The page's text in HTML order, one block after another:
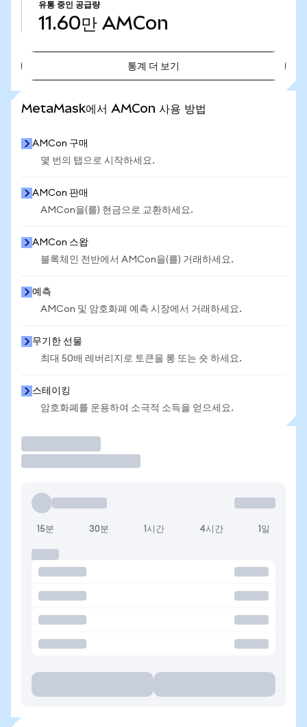
유통 중인 공급량
11.60만 AMCon
통계 더 보기
MetaMask에서 AMCon 사용 방법
AMCon 구매
몇 번의 탭으로 시작하세요.
AMCon 판매
AMCon을(를) 현금으로 교환하세요.
AMCon 스왑
블록체인 전반에서 AMCon을(를) 거래하세요.
예측
AMCon 및 암호화폐 예측 시장에서 거래하세요.
무기한 선물
최대 50배 레버리지로 토큰을 롱 또는 숏 하세요.
스테이킹
암호화폐를 운용하여 소극적 소득을 얻으세요.
15분 30분 1시간 4시간 1일